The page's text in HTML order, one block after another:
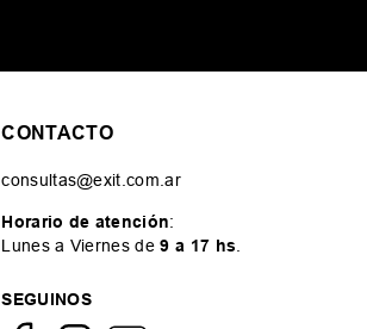
CONTACTO
consultas@exit.com.ar
Horario de atención:
Lunes a Viernes de9 a 17 hs
SEGUINOS